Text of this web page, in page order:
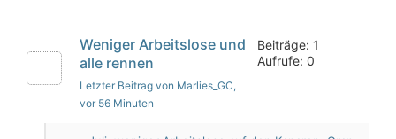
Weniger Arbeitslose und
alle rennen
Letzter Beitrag von Marlies_GC,
vor 56 Minuten
Beiträge: 1
Aufrufe: 0